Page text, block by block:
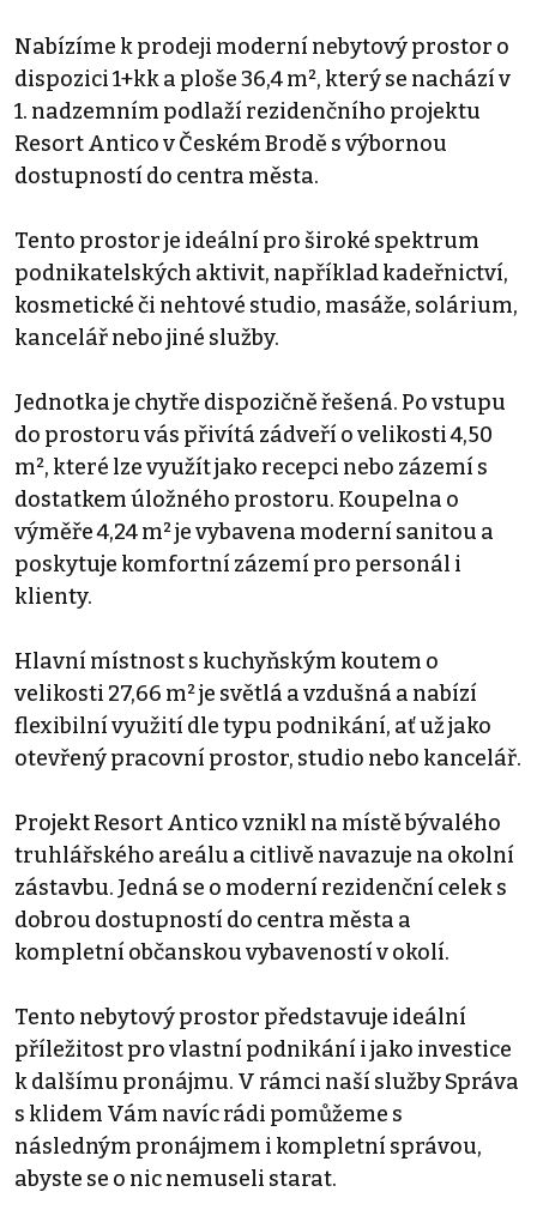
Nabízíme k prodeji moderní nebytový prostor o
dispozici 1+kk a ploše 36,4 m², který se nachází v
1. nadzemním podlaží rezidenčního projektu
Resort Antico v Českém Brodě s výbornou
dostupností do centra města.
Tento prostor je ideální pro široké spektrum
podnikatelských aktivit, například kadeřnictví,
kosmetické či nehtové studio, masáže, solárium,
kancelář nebo jiné služby.
Jednotka je chytře dispozičně řešená. Po vstupu
do prostoru vás přivítá zádveří o velikosti 4,50
m², které lze využít jako recepci nebo zázemí s
dostatkem úložného prostoru. Koupelna o
výměře 4,24 m² je vybavena moderní sanitou a
poskytuje komfortní zázemí pro personál i
klienty.
Hlavní místnost s kuchyňským koutem o
velikosti 27,66 m² je světlá a vzdušná a nabízí
flexibilní využití dle typu podnikání, ať už jako
otevřený pracovní prostor, studio nebo kancelář.
Projekt Resort Antico vznikl na místě bývalého
truhlářského areálu a citlivě navazuje na okolní
zástavbu. Jedná se o moderní rezidenční celek s
dobrou dostupností do centra města a
kompletní občanskou vybaveností v okolí.
Tento nebytový prostor představuje ideální
příležitost pro vlastní podnikání i jako investice
k dalšímu pronájmu. V rámci naší služby Správa
s klidem Vám navíc rádi pomůžeme s
následným pronájmem i kompletní správou,
abyste se o nic nemuseli starat.